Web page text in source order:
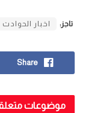
تاجز: اخبار الحوادث
Share
موضوعات